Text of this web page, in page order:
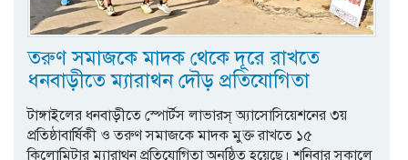
তরুণ সমাজকে মাদক থেকে দূরে রাখতে
ধনবাড়ীতে ম্যারাথন দৌড় প্রতিযোগিতা
টাঙ্গাইলের ধনবাড়ীতে স্পোর্টস লাভারস্ অ্যাসোসিয়েশনের ৩য়
প্রতিষ্ঠাবার্ষিকী ও তরুণ সমাজকে মাদক মুক্ত রাখতে ১৫
কিলোমিটার ম্যারাথন প্রতিযোগিতা অনুষ্ঠিত হয়েছে। শনিবার সকালে